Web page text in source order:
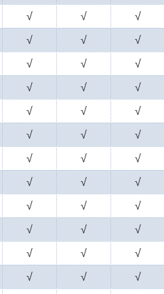
√ √ √
√ √ √
√ √ √
√ √ √
√ √ √
√ √ √
√ √ √
√ √ √
√ √ √
√ √ √
√ √ √
√ √ √